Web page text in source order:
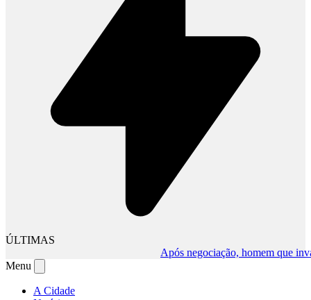
ÚLTIMAS
Após negociação, homem que
Menu
A Cidade